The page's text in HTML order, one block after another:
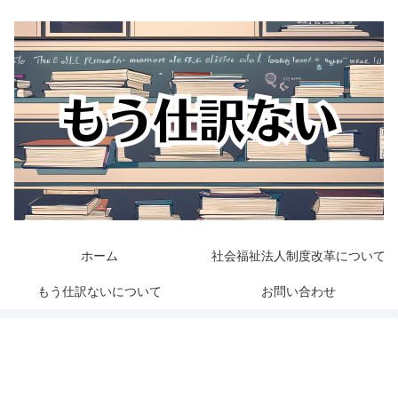
ホーム 社会福祉法人制度改革について
もう仕訳ないについて お問い合わせ